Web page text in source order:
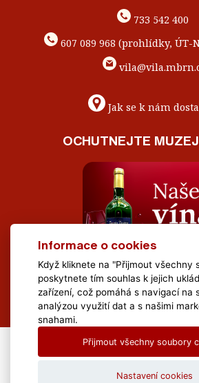
733 542 400
607 089 968 (prohlídky, ÚT-
Jak se k nám
OCHUTNEJTE
All Rights Reserved Muzeum Brněnska ©
Informace o cookies
Když kliknete na "Přijmout všechny
poskytnete tím souhlas k jejich
zařízení, což pomáhá s navigací na
analýzou využití dat a s našimi
snahami.
Přijmout všechny soubory
Nastavení cookies